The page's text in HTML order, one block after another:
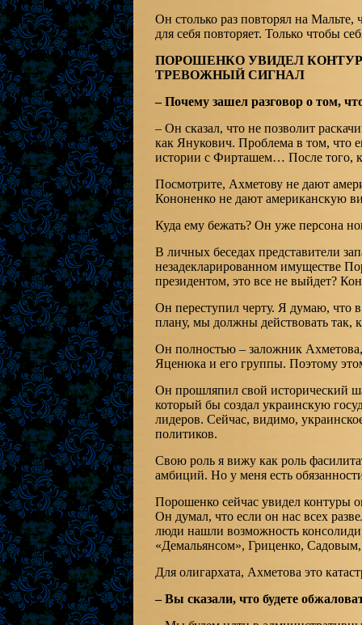
Он столько раз повторял на
для себя повторяет. Только чтобы
ПОРОШЕНКО УВИДЕЛ
ТРЕВОЖНЫЙ СИГНАЛ
– Почему зашел разговор о том,
– Он сказал, что не позволит
как Янукович. Проблема в том, что
истории с Фирташем… После того,
Посмотрите, Ахметову не дают
Кононенко не дают американскую
Куда ему бежать? Он уже персона
В личных беседах представители
незадекларированном имуществе
президентом, это все не выйдет?
Он переступил черту. Я думаю, что
плану, мы должны действовать так,
Он полностью – заложник
Яценюка и его группы. Поэтому
Он прошляпил свой исторический
который бы создал украинскую
лидеров. Сейчас, видимо,
политиков.
Свою роль я вижу как роль
амбиций. Но у меня есть
Порошенко сейчас увидел контуры
Он думал, что если он нас всех
люди нашли возможность
«Демальянсом», Гриценко,
Для олигархата, Ахметова это
– Вы сказали, что будете